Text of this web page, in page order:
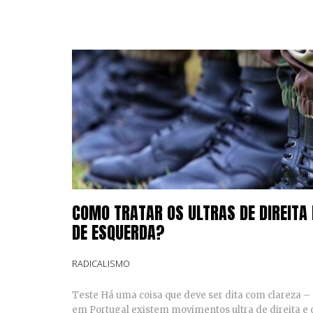
COMO TRATAR OS ULTRAS DE DIREITA
DE ESQUERDA?
RADICALISMO
Teste Há uma coisa que deve ser dita com clareza –
em Portugal existem movimentos ultra de direita e